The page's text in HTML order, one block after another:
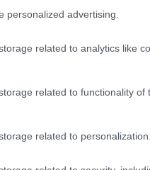
personalized advertising.
related to analytics like
related to functionality of
related to personalization.
spre altar, pentru un
petrecerii, pentru a
de timp dedicat.